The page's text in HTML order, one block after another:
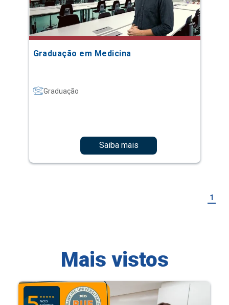
Graduação em Medicina
Graduação
Saiba mais
1
Mais vistos